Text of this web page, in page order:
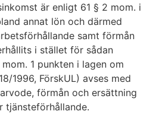
är enligt 61 § 2 mom. i
annat lön och därmed
samt förmån
i stället för sådan
1 punkten i lagen om
1996, FörskUL) avses med
förmån och ersättning
tjänsteförhållande.